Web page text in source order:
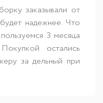
заказывали от
надежнее. Что
3 месяца
остались
за дельный при